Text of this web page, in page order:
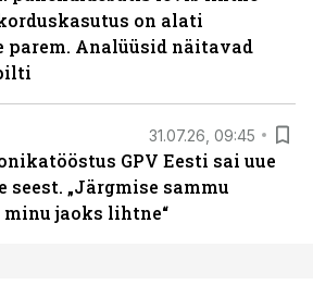
on alati
parem. Analüüsid näitavad
31.07.26, 09:45
GPV Eesti sai uue
„Järgmise sammu
jaoks lihtne“